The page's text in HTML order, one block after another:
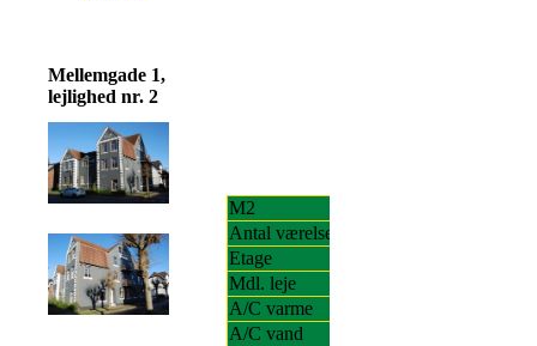
Mellemgade 1,
lejlighed nr. 2
M2
Antal værelser
Etage
Mdl. leje
A/C varme
A/C vand